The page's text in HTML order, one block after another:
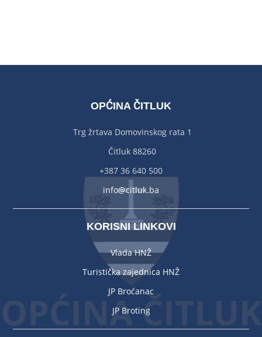
OPĆINA ČITLUK
Trg žrtava Domovinskog rata 1
Čitluk 88260
+387 36 640 500
info@citluk.ba
KORISNI LINKOVI
Vlada HNŽ
Turistička zajednica HNŽ
JP Broćanac
JP Broting